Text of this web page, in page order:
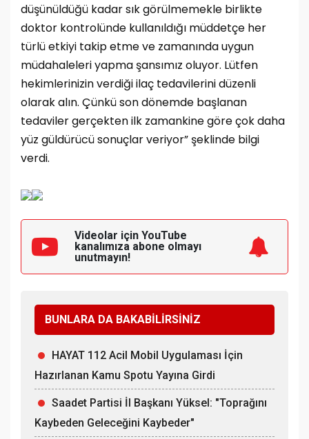
düşünüldüğü kadar sık görülmemekle birlikte
doktor kontrolünde kullanıldığı müddetçe her
türlü etkiyi takip etme ve zamanında uygun
müdahaleleri yapma şansımız oluyor. Lütfen
hekimlerinizin verdiği ilaç tedavilerini düzenli
olarak alın. Çünkü son dönemde başlanan
tedaviler gerçekten ilk zamankine göre çok daha
yüz güldürücü sonuçlar veriyor” şeklinde bilgi
verdi.
Videolar için YouTube
kanalımıza abone olmayı
unutmayın!
BUNLARA DA BAKABİLİRSİNİZ
HAYAT 112 Acil Mobil Uygulaması İçin
Hazırlanan Kamu Spotu Yayına Girdi
Saadet Partisi İl Başkanı Yüksel: "Toprağını
Kaybeden Geleceğini Kaybeder"